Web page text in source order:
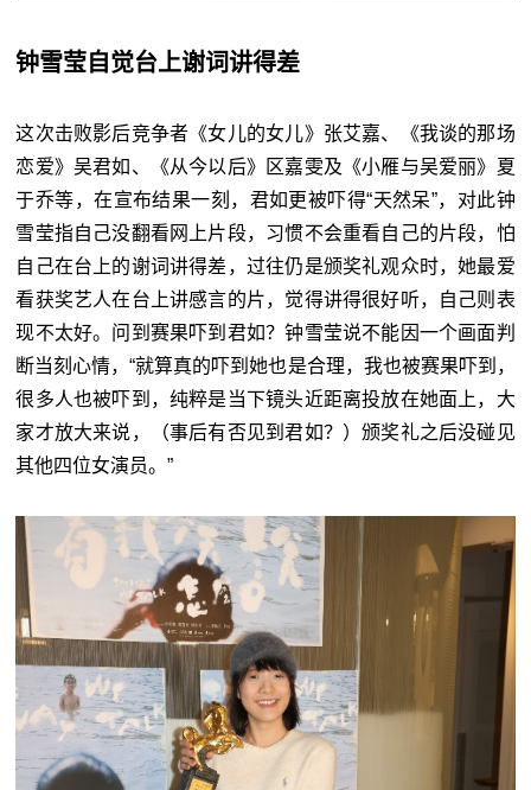
钟雪莹自觉台上谢词讲得差
这次击败影后竞争者《女儿的女儿》张艾嘉、《我谈的那场
恋爱》吴君如、《从今以后》区嘉雯及《小雁与吴爱丽》夏
于乔等，在宣布结果一刻，君如更被吓得“天然呆”，对此钟
雪莹指自己没翻看网上片段，习惯不会重看自己的片段，怕
自己在台上的谢词讲得差，过往仍是颁奖礼观众时，她最爱
看获奖艺人在台上讲感言的片，觉得讲得很好听，自己则表
现不太好。问到赛果吓到君如？钟雪莹说不能因一个画面判
断当刻心情，“就算真的吓到她也是合理，我也被赛果吓到，
很多人也被吓到，纯粹是当下镜头近距离投放在她面上，大
家才放大来说，（事后有否见到君如？）颁奖礼之后没碰见
其他四位女演员。”